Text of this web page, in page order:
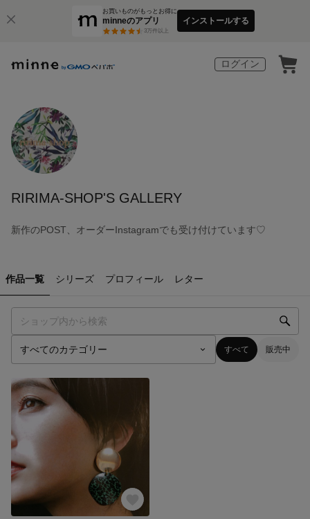
お買いものがもっとお得に
minneのアプリ
3万件以上
インストールする
ログイン
RIRIMA-SHOP'S GALLERY
新作のPOST、オーダーInstagramでも受け付けています♡
作品一覧 シリーズ プロフィール レター
すべて 販売中